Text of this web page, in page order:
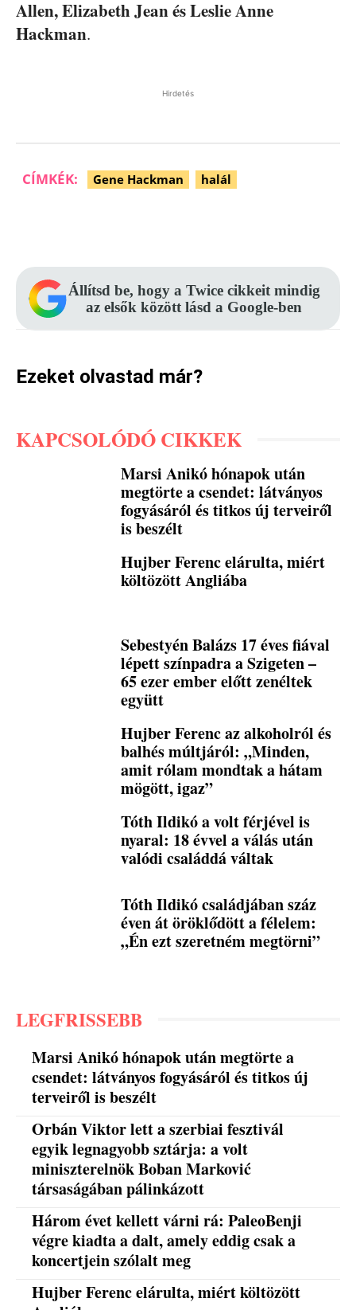
Allen, Elizabeth Jean és Leslie Anne
Hackman.
Hirdetés
CÍMKÉK: Gene Hackman halál
Állítsd be, hogy a Twice cikkeit mindig
az elsők között lásd a Google-ben
Ezeket olvastad már?
KAPCSOLÓDÓ CIKKEK
Marsi Anikó hónapok után
megtörte a csendet: látványos
fogyásáról és titkos új terveiről
is beszélt
Hujber Ferenc elárulta, miért
költözött Angliába
Sebestyén Balázs 17 éves fiával
lépett színpadra a Szigeten –
65 ezer ember előtt zenéltek
együtt
Hujber Ferenc az alkoholról és
balhés múltjáról: „Minden,
amit rólam mondtak a hátam
mögött, igaz”
Tóth Ildikó a volt férjével is
nyaral: 18 évvel a válás után
valódi családdá váltak
Tóth Ildikó családjában száz
éven át öröklődött a félelem:
„Én ezt szeretném megtörni”
LEGFRISSEBB
Marsi Anikó hónapok után megtörte a
csendet: látványos fogyásáról és titkos új
terveiről is beszélt
Orbán Viktor lett a szerbiai fesztivál
egyik legnagyobb sztárja: a volt
miniszterelnök Boban Marković
társaságában pálinkázott
Három évet kellett várni rá: PaleoBenji
végre kiadta a dalt, amely eddig csak a
koncertjein szólalt meg
Hujber Ferenc elárulta, miért költözött